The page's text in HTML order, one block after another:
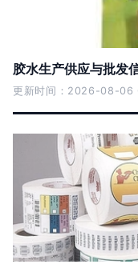
胶水生产供应与批发
更新时间：2026-08-06